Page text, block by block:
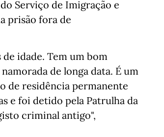
Serviço de Imigração e
prisão fora de
de idade. Tem um bom
de longa data. É um
de residência permanente
e foi detido pela Patrulha da
criminal antigo",